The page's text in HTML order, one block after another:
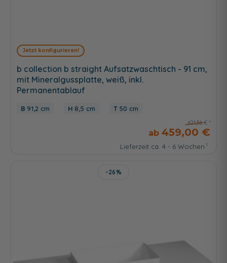
Jetzt konfigurieren!
b collection b straight Aufsatzwaschtisch - 91 cm,
mit Mineralgussplatte, weiß, inkl.
Permanentablauf
91,2 cm 8,5 cm 50 cm
621,36 €
459,00 €
Lieferzeit ca. 4 - 6 Wochen
-26%